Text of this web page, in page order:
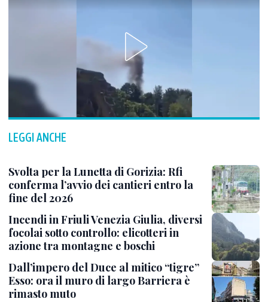
LEGGI ANCHE
Svolta per la Lunetta di Gorizia: Rfi
conferma l’avvio dei cantieri entro la
fine del 2026
Incendi in Friuli Venezia Giulia, diversi
focolai sotto controllo: elicotteri in
azione tra montagne e boschi
Dall’impero del Duce al mitico “tigre”
Esso: ora il muro di largo Barriera è
rimasto muto